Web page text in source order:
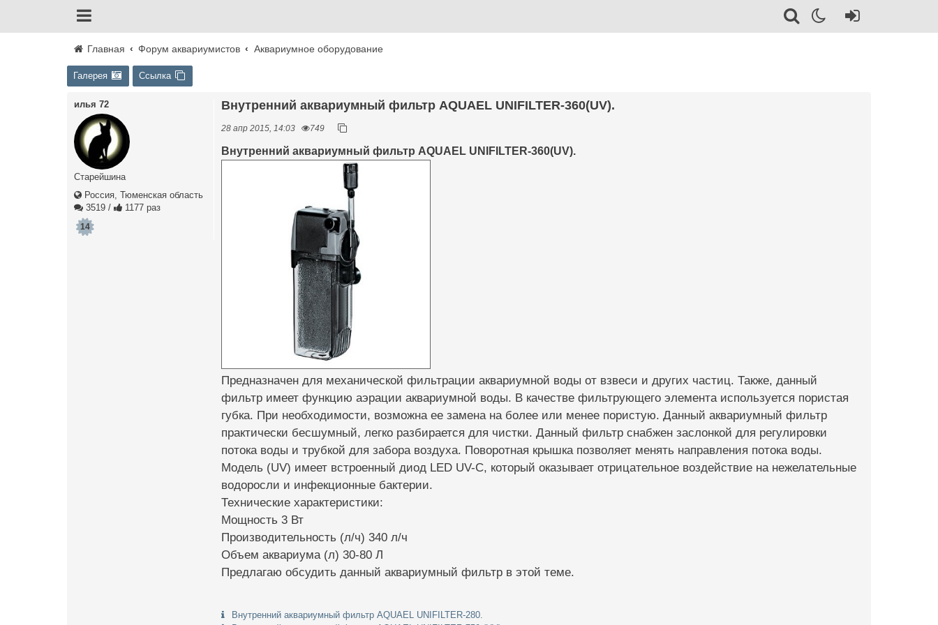
Главная Форум аквариумистов Аквариумное оборудование
Галерея Ссылка
илья 72
Старейшина
Россия, Тюменская область
3519 / 1177 раз
14
Внутренний аквариумный фильтр AQUAEL UNIFILTER-360(UV).
28 апр 2015, 14:03 749
Внутренний аквариумный фильтр AQUAEL UNIFILTER-360(UV).
Предназначен для механической фильтрации аквариумной воды от взвеси и других частиц. Также, данный
фильтр имеет функцию аэрации аквариумной воды. В качестве фильтрующего элемента используется пористая
губка. При необходимости, возможна ее замена на более или менее пористую. Данный аквариумный фильтр
практически бесшумный, легко разбирается для чистки. Данный фильтр снабжен заслонкой для регулировки
потока воды и трубкой для забора воздуха. Поворотная крышка позволяет менять направления потока воды.
Модель (UV) имеет встроенный диод LED UV-C, который оказывает отрицательное воздействие на нежелательные
водоросли и инфекционные бактерии.
Технические характеристики:
Мощность 3 Вт
Производительность (л/ч) 340 л/ч
Объем аквариума (л) 30-80 Л
Предлагаю обсудить данный аквариумный фильтр в этой теме.
Внутренний аквариумный фильтр AQUAEL UNIFILTER-280.